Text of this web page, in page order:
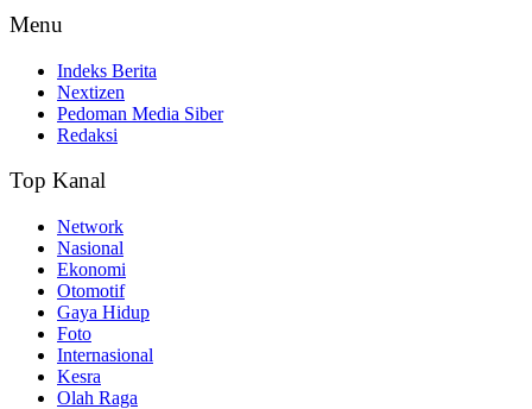
Menu
Indeks Berita
Nextizen
Pedoman Media Siber
Redaksi
Top Kanal
Network
Nasional
Ekonomi
Otomotif
Gaya Hidup
Foto
Internasional
Kesra
Olah Raga